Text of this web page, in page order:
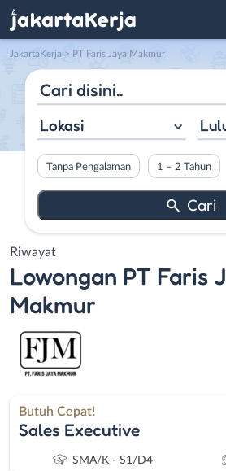
JakartaKerja > PT Faris Jaya Makmur
Lokasi
Tanpa Pengalaman 1 – 2 Tahun
Riwayat
Lowongan PT Faris
Makmur
Butuh Cepat!
Sales Executive
SMA/K - S1/D4